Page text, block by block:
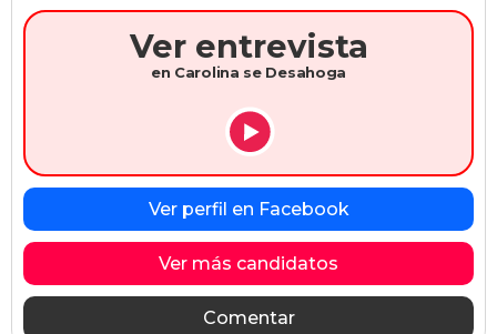
Ver entrevista
en Carolina se Desahoga
Ver perfil en Facebook
Ver más candidatos
Comentar